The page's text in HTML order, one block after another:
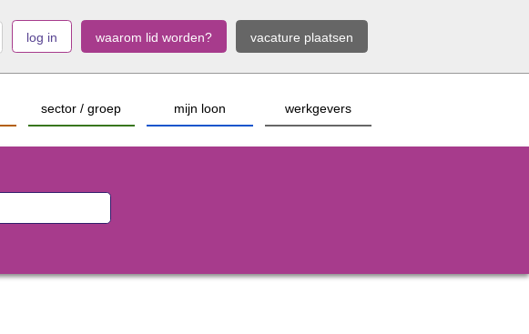
vacature plaatsen
waarom lid worden?
log in
werkgevers
mijn loon
sector / groep